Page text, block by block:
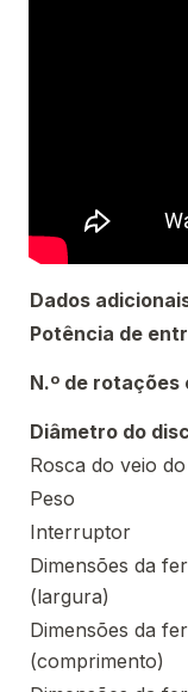
Dados
Potência de
N.º de rotações
Diâmetro do
Rosca do veio
Peso
Interruptor
Dimensões da
(largura)
Dimensões da
(comprimento)